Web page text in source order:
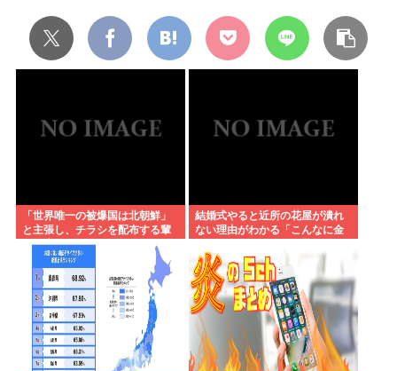
「世界唯一の被爆国は北朝鮮」
と主張し、チラシを配布する輩
が発生
結婚式やると近所の花屋が潰れ
ない理由がわかる「こんなに金